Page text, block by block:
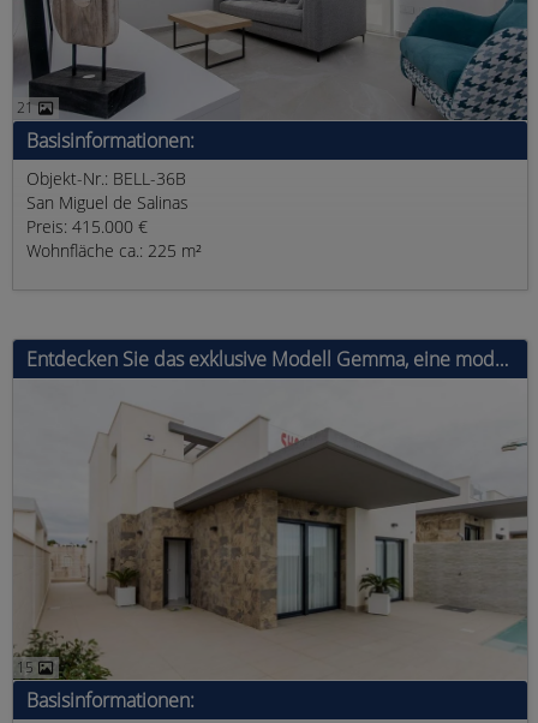
21
Basisinformationen:
Objekt-Nr.: BELL-36B
San Miguel de Salinas
Preis: 415.000 €
Wohnfläche ca.: 225 m²
Entdecken Sie das exklusive Modell Gemma, eine moderne Villa mit 3 Schlafzimmern, 2 Bädern und einer bebauten Fläche von 144 m².
15
Basisinformationen: